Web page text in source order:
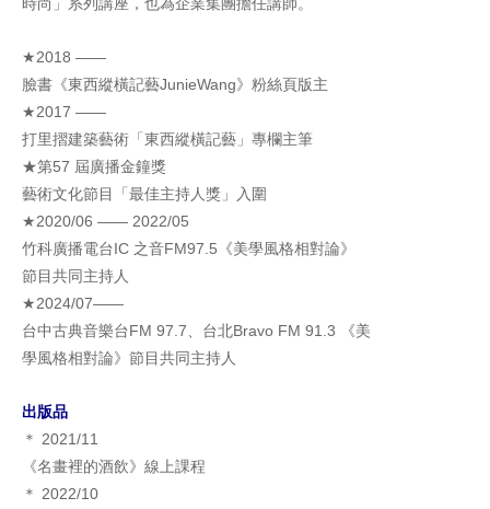
★2018 ――
臉書《東西縱橫記藝JunieWang》粉絲頁版主
★2017 ――
打里摺建築藝術「東西縱橫記藝」專欄主筆
★第57 屆廣播金鐘獎
藝術文化節目「最佳主持人獎」入圍
★2020/06 ―― 2022/05
竹科廣播電台IC 之音FM97.5《美學風格相對論》
節目共同主持人
★2024/07――
台中古典音樂台FM 97.7、台北Bravo FM 91.3 《美
學風格相對論》節目共同主持人
出版品
＊ 2021/11
《名畫裡的酒飲》線上課程
＊ 2022/10